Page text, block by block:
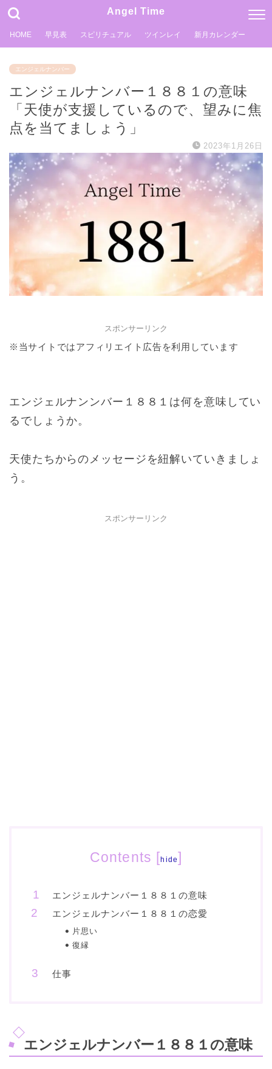
Angel Time
HOME 早見表 スピリチュアル ツインレイ 新月カレンダー
エンジェルナンバー
エンジェルナンバー１８８１の意味
「天使が支援しているので、望みに焦
点を当てましょう」
2023年1月26日
スポンサーリンク
※当サイトではアフィリエイト広告を利用しています
エンジェルナンンバー１８８１は何を意味してい
るでしょうか。
天使たちからのメッセージを紐解いていきましょ
う。
スポンサーリンク
Contents [hide]
エンジェルナンバー１８８１の意味
エンジェルナンバー１８８１の恋愛
片思い
復縁
仕事
エンジェルナンバー１８８１の意味